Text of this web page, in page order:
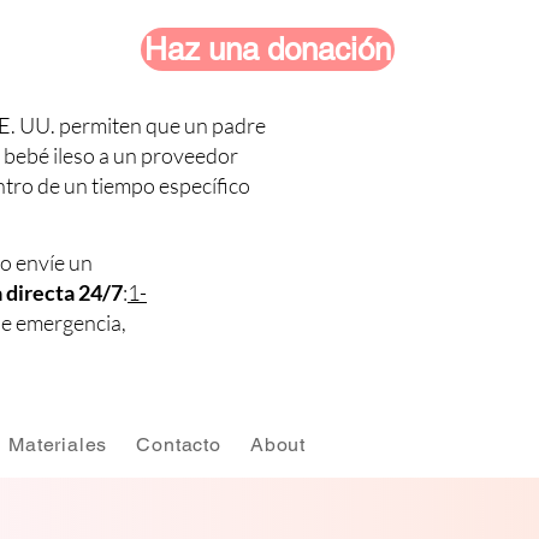
Haz una donación
UU. permiten que un padre
ileso a un proveedor
de un tiempo específico
envíe un
directa 24/7:1-
emergencia,
Materiales Contacto About